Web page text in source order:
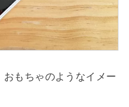
もちゃのようなイメー